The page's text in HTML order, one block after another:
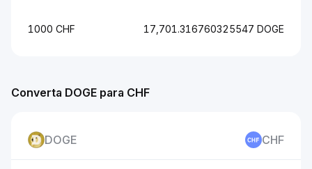
Converta DOGE para CHF
DOGE CHF
1000 CHF 17,701.316760325547 DOGE